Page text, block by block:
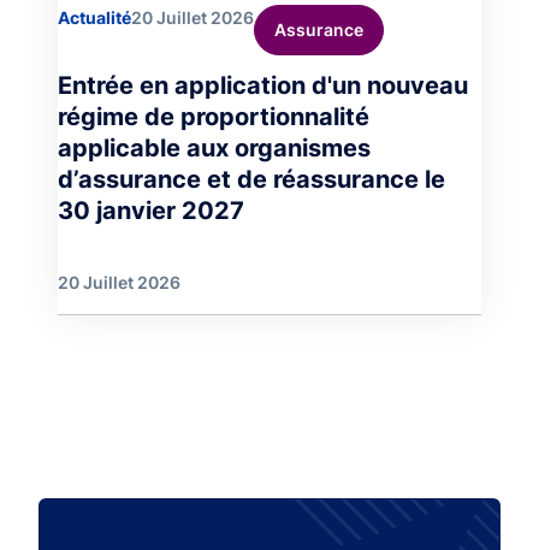
Actualité20 Juillet 2026
Assurance
Entrée en application d'un nouveau
régime de proportionnalité
applicable aux organismes
d’assurance et de réassurance le
30 janvier 2027
20 Juillet 2026